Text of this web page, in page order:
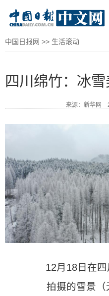
中国日报网 >> 生活滚动
四川绵竹：冰
来源：新华网
12月18日在四
拍摄的雪景（